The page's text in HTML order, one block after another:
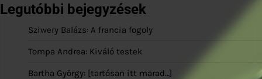
Legutóbbi bejegyzések
Sziwery Balázs: A francia fogoly
Tompa Andrea: Kiváló testek
Bartha György: [tartósan itt marad…]